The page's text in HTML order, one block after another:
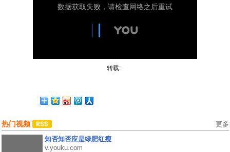
转载:
热门视频 更多
知否知否应是绿肥红瘦
v.youku.com